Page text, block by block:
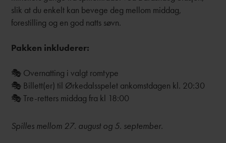
slik at du enkelt kan bevege deg mellom middag,
forestilling og en god natts søvn.
Pakken inkluderer:
🎭 Overnatting i valgt romtype
🎭 Billett(er) til Ørkedalsspelet ankomstdagen kl. 20:30
🎭 Tre-retters middag fra kl 18:00
Spilles mellom 27. august og 5. september.